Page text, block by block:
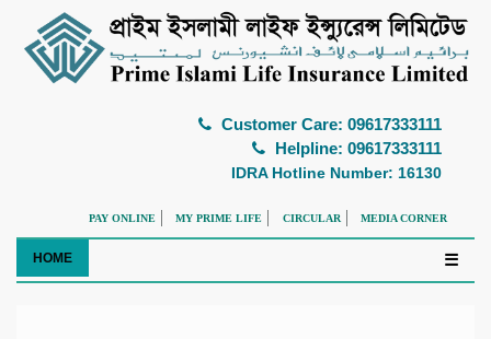
Customer Care: 09617333111
Helpline: 09617333111
IDRA Hotline Number: 16130
PAY ONLINE MY PRIME LIFE CIRCULAR MEDIA CORNER
HOME ☰